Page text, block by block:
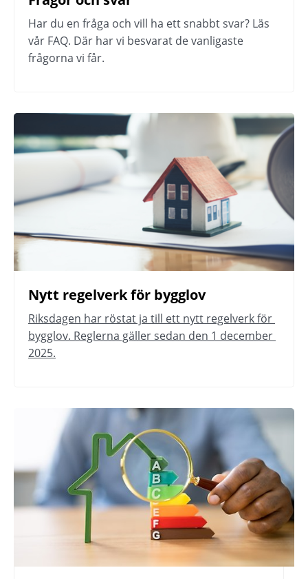
Har du en fråga och vill ha ett snabbt svar? Läs
vår FAQ. Där har vi besvarat de vanligaste
frågorna vi får.
Nytt regelverk för bygglov
Riksdagen har röstat ja till ett nytt regelverk för
bygglov. Reglerna gäller sedan den 1 december
2025.